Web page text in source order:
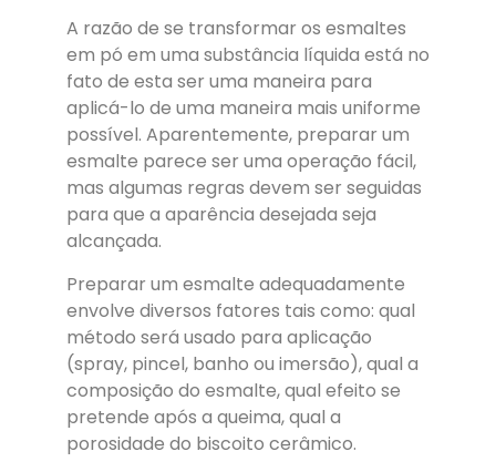
A razão de se transformar os esmaltes
em pó em uma substância líquida está no
fato de esta ser uma maneira para
aplicá-lo de uma maneira mais uniforme
possível. Aparentemente, preparar um
esmalte parece ser uma operação fácil,
mas algumas regras devem ser seguidas
para que a aparência desejada seja
alcançada.
Preparar um esmalte adequadamente
envolve diversos fatores tais como: qual
método será usado para aplicação
(spray, pincel, banho ou imersão), qual a
composição do esmalte, qual efeito se
pretende após a queima, qual a
porosidade do biscoito cerâmico.